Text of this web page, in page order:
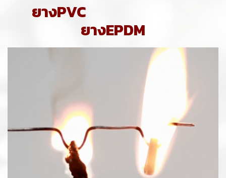
ยางPVC
ยางEPDM